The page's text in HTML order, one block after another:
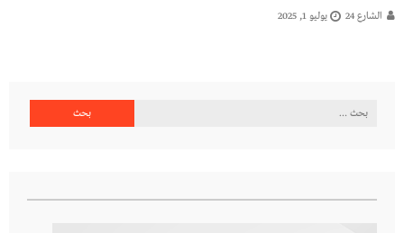
الشارع 24 يوليو 1, 2025
البحث